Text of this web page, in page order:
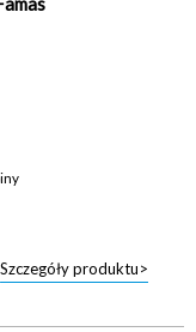
Szczegóły produktu>